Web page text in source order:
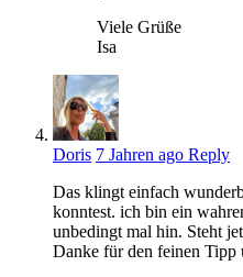
Viele Grüße
Isa
Doris 7 Jahren ago Reply
Das klingt einfach
konntest. ich bin ein
unbedingt mal hin. Steht
Danke für den feinen Tipp